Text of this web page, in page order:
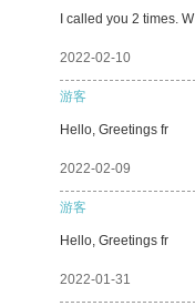
I called you 2 times. W
2022-02-10
游客
Hello, Greetings fr
2022-02-09
游客
Hello, Greetings fr
2022-01-31